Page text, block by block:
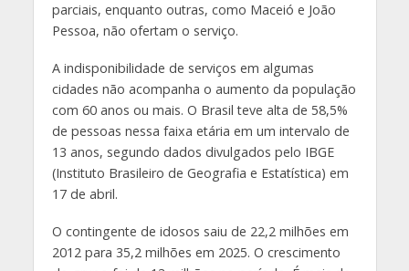
parciais, enquanto outras, como Maceió e João
Pessoa, não ofertam o serviço.
A indisponibilidade de serviços em algumas
cidades não acompanha o aumento da população
com 60 anos ou mais. O Brasil teve alta de 58,5%
de pessoas nessa faixa etária em um intervalo de
13 anos, segundo dados divulgados pelo IBGE
(Instituto Brasileiro de Geografia e Estatística) em
17 de abril.
O contingente de idosos saiu de 22,2 milhões em
2012 para 35,2 milhões em 2025. O crescimento